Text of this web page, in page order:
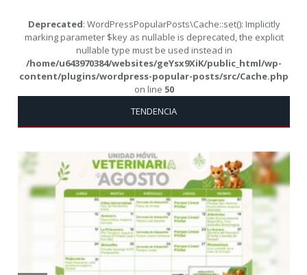
Deprecated: WordPressPopularPosts\Cache::set(): Implicitly
marking parameter $key as nullable is deprecated, the explicit
nullable type must be used instead in
/home/u643970384/websites/geYsx9XiK/public_html/wp-
content/plugins/wordpress-popular-posts/src/Cache.php
on line 50
TENDENCIA